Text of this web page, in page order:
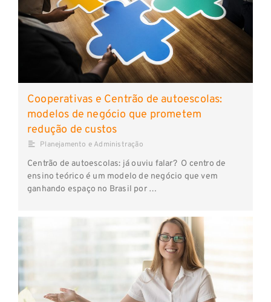
Cooperativas e Centrão de autoescolas:
modelos de negócio que prometem
redução de custos
Planejamento e Administração
Centrão de autoescolas: já ouviu falar? O centro de
ensino teórico é um modelo de negócio que vem
ganhando espaço no Brasil por …